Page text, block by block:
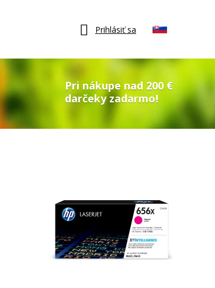
Prihlásiť sa
Pri nákupe nad 200 €
darčeky zadarmo!